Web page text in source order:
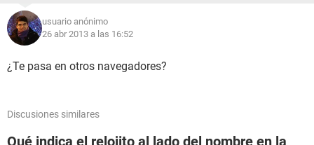
usuario anónimo
26 abr 2013 a las 16:52
¿Te pasa en otros navegadores?
Discusiones similares
Qué indica el relojito al lado del nombre en la